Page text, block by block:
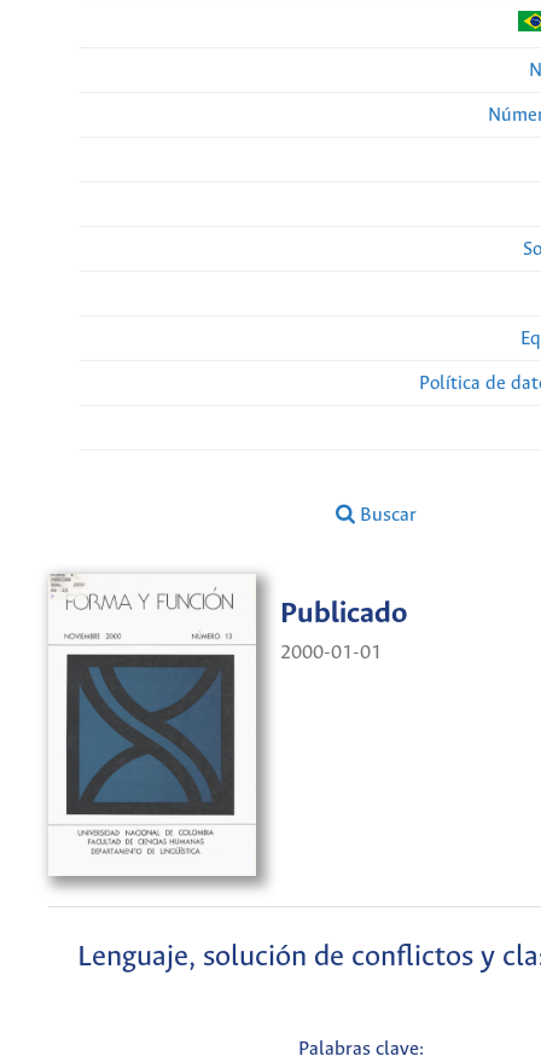
Política de
Buscar
Publicado
2000-01-01
Lenguaje, solución de conflictos y
Palabras clave: